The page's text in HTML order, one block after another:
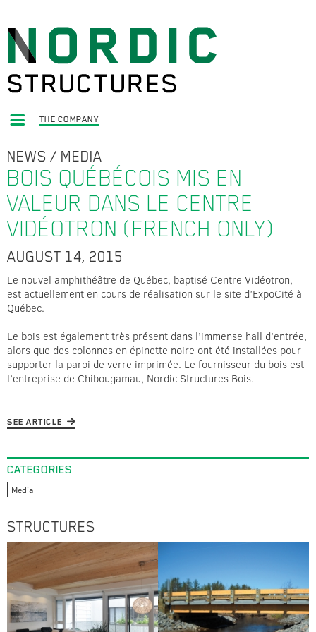
THE COMPANY
NEWS / MEDIA
BOIS QUÉBÉCOIS MIS EN
VALEUR DANS LE CENTRE
VIDÉOTRON (FRENCH ONLY)
AUGUST 14, 2015
Le nouvel amphithéâtre de Québec, baptisé Centre Vidéotron,
est actuellement en cours de réalisation sur le site d’ExpoCité à
Québec.
Le bois est également très présent dans l’immense hall d’entrée,
alors que des colonnes en épinette noire ont été installées pour
supporter la paroi de verre imprimée. Le fournisseur du bois est
l’entreprise de Chibougamau, Nordic Structures Bois.
SEE ARTICLE
CATEGORIES
Media
STRUCTURES